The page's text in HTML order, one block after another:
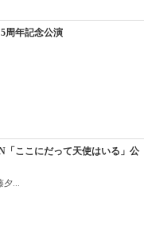
周年記念公演
「ここにだって天使はいる」公
...